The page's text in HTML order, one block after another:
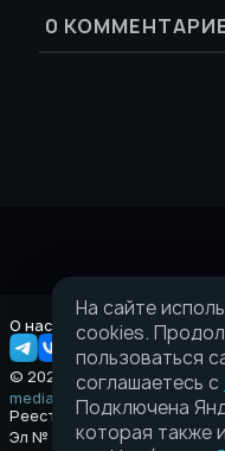
0
О нас Правовая
© 2026 Taverna.gg
media@taverna.gg
Реестровая запись:
Эл № ФС77-89710 выдано
На сайте
cookies.
пользоваться
соглашаетесь с
Подключена
которая также